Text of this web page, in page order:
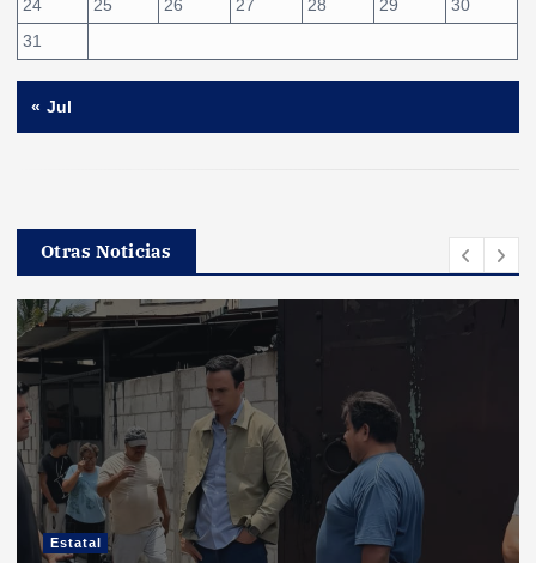
24
25 26 27 28 29
30
31
« Jul
Otras Noticias
Estatal